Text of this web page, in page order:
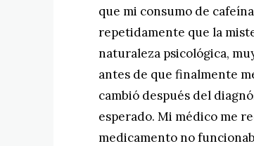
que mi consumo de
repetidamente que la
naturaleza psicológica,
antes de que finalmente
cambió después del
esperado. Mi médico me
medicamento no